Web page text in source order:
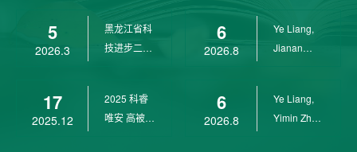
5
2026.3
黑龙江省科
技进步二等
17
2025.12
2025 科睿
唯安 高被引
6
2026.8
Ye Liang,
Jianan
6
2026.8
Ye Liang,
Yimin Zhu,